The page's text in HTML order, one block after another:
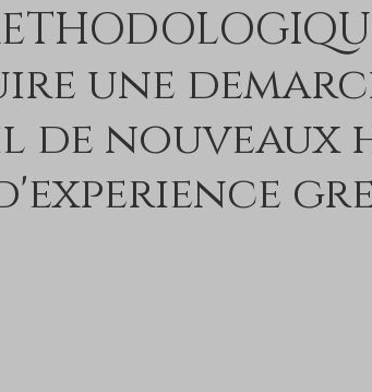
une
de nouveaux